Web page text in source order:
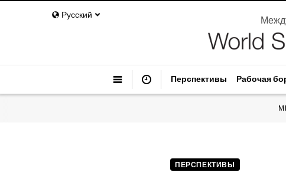
Русский
Перспективы Рабочая
ПЕРСПЕКТИВЫ